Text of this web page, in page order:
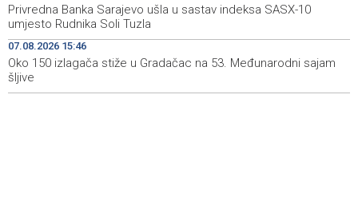
08:25
Podrška najmlađima: U Mostaru podijeljeno 50 ruksaka
sa školskim priborom
08:25 Najave događaja za 8. 8. 2026. godine (subota)
Privredna Banka Sarajevo ušla u sastav indeksa SASX-10
umjesto Rudnika Soli Tuzla
07.08.2026 15:46
Oko 150 izlagača stiže u Gradačac na 53. Međunarodni sajam
šljive